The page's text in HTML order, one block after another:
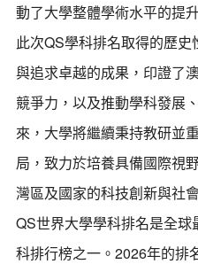
動了大學整體學術水平的提
此次QS學科排名取得的歷
與追求卓越的成果，印證了
競爭力，以及推動學科發展
來，大學將繼續秉持教研並
局，致力於培養具備國際視
灣區及國家的科技創新與社
QS世界大學學科排名是全
科排行榜之一。2026年的排